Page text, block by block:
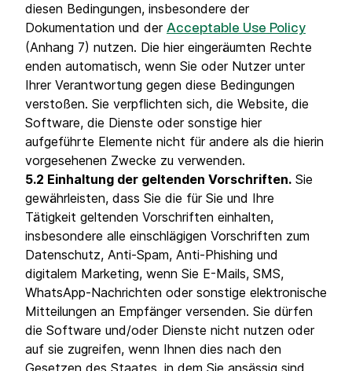
diesen Bedingungen, insbesondere der
Dokumentation und der Acceptable Use Policy
(Anhang 7) nutzen. Die hier eingeräumten Rechte
enden automatisch, wenn Sie oder Nutzer unter
Ihrer Verantwortung gegen diese Bedingungen
verstoßen. Sie verpflichten sich, die Website, die
Software, die Dienste oder sonstige hier
aufgeführte Elemente nicht für andere als die hierin
vorgesehenen Zwecke zu verwenden.
5.2 Einhaltung der geltenden Vorschriften. Sie
gewährleisten, dass Sie die für Sie und Ihre
Tätigkeit geltenden Vorschriften einhalten,
insbesondere alle einschlägigen Vorschriften zum
Datenschutz, Anti-Spam, Anti-Phishing und
digitalem Marketing, wenn Sie E-Mails, SMS,
WhatsApp-Nachrichten oder sonstige elektronische
Mitteilungen an Empfänger versenden. Sie dürfen
die Software und/oder Dienste nicht nutzen oder
auf sie zugreifen, wenn Ihnen dies nach den
Gesetzen des Staates, in dem Sie ansässig sind